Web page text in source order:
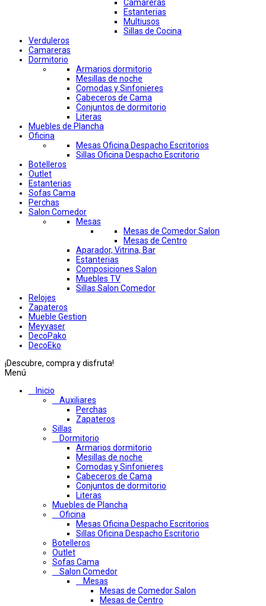
Camareras
Estanterias
Multiusos
Sillas de Cocina
Verduleros
Camareras
Dormitorio
Armarios dormitorio
Mesillas de noche
Comodas y Sinfonieres
Cabeceros de Cama
Conjuntos de dormitorio
Literas
Muebles de Plancha
Oficina
Mesas Oficina Despacho Escritorios
Sillas Oficina Despacho Escritorio
Botelleros
Outlet
Estanterias
Sofas Cama
Perchas
Salon Comedor
Mesas
Mesas de Comedor Salon
Mesas de Centro
Aparador, Vitrina, Bar
Estanterias
Composiciones Salon
Muebles TV
Sillas Salon Comedor
Relojes
Zapateros
Mueble Gestion
Meyvaser
DecoPako
DecoEko
¡Descubre, compra y disfruta!
Menú
Inicio
Auxiliares
Perchas
Zapateros
Sillas
Dormitorio
Armarios dormitorio
Mesillas de noche
Comodas y Sinfonieres
Cabeceros de Cama
Conjuntos de dormitorio
Literas
Muebles de Plancha
Oficina
Mesas Oficina Despacho Escritorios
Sillas Oficina Despacho Escritorio
Botelleros
Outlet
Sofas Cama
Salon Comedor
Mesas
Mesas de Comedor Salon
Mesas de Centro